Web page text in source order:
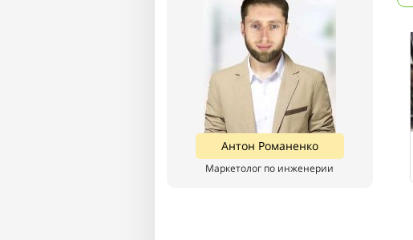
Антон Романенко
Маркетолог по инженерии